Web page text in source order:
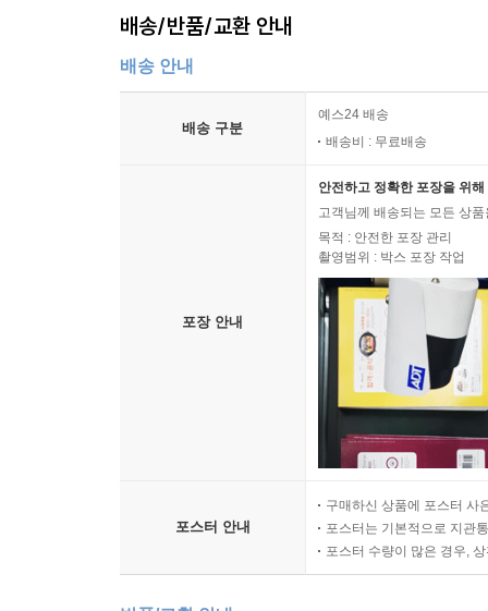
배송/반품/교환 안내
배송 안내
배송 구분
예스24 배송
배송비 : 무료배송
포장 안내
안전하고 정확한 포장을 위
고객님께 배송되는 모든 상
목적 : 안전한 포장 관리
촬영범위 : 박스 포장 작업
포스터 안내
구매하신 상품에 포스터 사
포스터는 기본적으로 지관
포스터 수량이 많은 경우,